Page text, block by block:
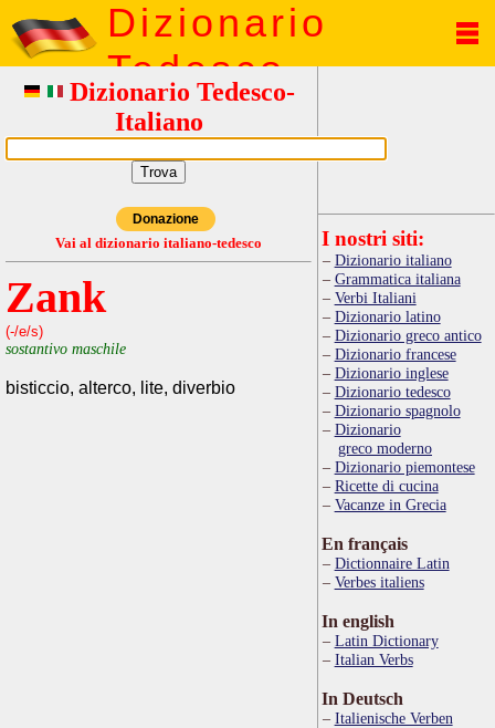
Dizionario
Tedesco
Dizionario Tedesco-
Italiano
Donazione
Vai al dizionario italiano-tedesco
Zank
(-/e/s)
sostantivo maschile
bisticcio, alterco, lite, diverbio
I nostri siti:
Dizionario italiano
Grammatica italiana
Verbi Italiani
Dizionario latino
Dizionario greco antico
Dizionario francese
Dizionario inglese
Dizionario tedesco
Dizionario spagnolo
Dizionario
greco moderno
Dizionario piemontese
Ricette di cucina
Vacanze in Grecia
En français
Dictionnaire Latin
Verbes italiens
In english
Latin Dictionary
Italian Verbs
In Deutsch
Italienische Verben